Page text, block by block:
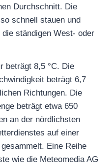
Durchschnitt. Die
schnell stauen und
ständigen West- oder
beträgt 8,5 °C. Die
beträgt 6,7
Richtungen. Die
beträgt etwa 650
an der nördlichsten
auf einer
Eine Reihe
wie die Meteomedia AG